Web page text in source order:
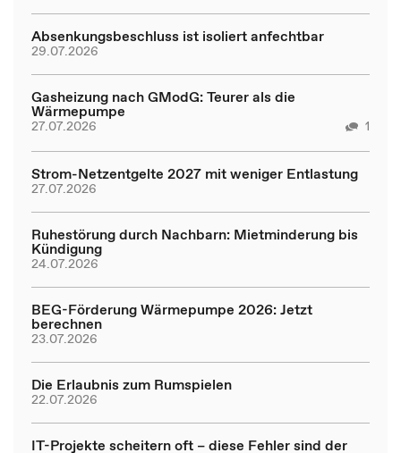
Absenkungsbeschluss ist isoliert anfechtbar
29.07.2026
Gasheizung nach GModG: Teurer als die
Wärmepumpe
27.07.2026 1
Strom-Netzentgelte 2027 mit weniger Entlastung
27.07.2026
Ruhestörung durch Nachbarn: Mietminderung bis
Kündigung
24.07.2026
BEG-Förderung Wärmepumpe 2026: Jetzt
berechnen
23.07.2026
Die Erlaubnis zum Rumspielen
22.07.2026
IT-Projekte scheitern oft – diese Fehler sind der